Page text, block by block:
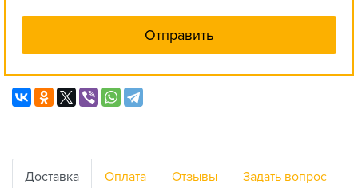
Доставка Оплата Отзывы Задать вопрос